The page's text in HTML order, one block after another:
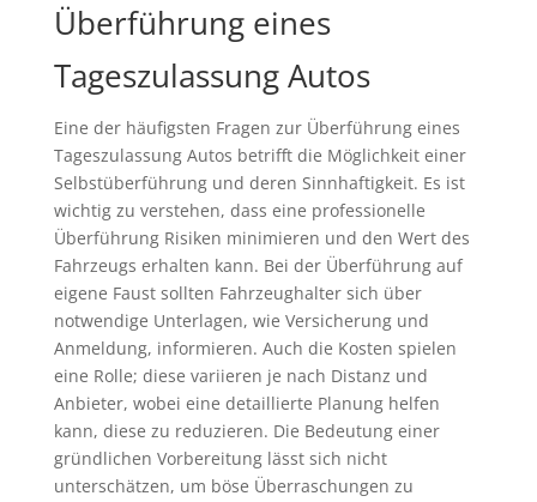
Überführung eines
Tageszulassung Autos
Eine der häufigsten Fragen zur Überführung eines
Tageszulassung Autos betrifft die Möglichkeit einer
Selbstüberführung und deren Sinnhaftigkeit. Es ist
wichtig zu verstehen, dass eine professionelle
Überführung Risiken minimieren und den Wert des
Fahrzeugs erhalten kann. Bei der Überführung auf
eigene Faust sollten Fahrzeughalter sich über
notwendige Unterlagen, wie Versicherung und
Anmeldung, informieren. Auch die Kosten spielen
eine Rolle; diese variieren je nach Distanz und
Anbieter, wobei eine detaillierte Planung helfen
kann, diese zu reduzieren. Die Bedeutung einer
gründlichen Vorbereitung lässt sich nicht
unterschätzen, um böse Überraschungen zu